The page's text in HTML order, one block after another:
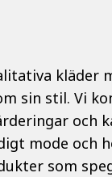
sin stil. Vi
och
mode och
som